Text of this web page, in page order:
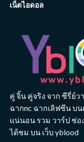
เน็ตไอดอล
คู่ จิ้น คู่จริง จาก ซีรี่ย์ว
ฉากnc ฉากเลิฟซีน บน
แน่นอน รวม วาร์ป ช่อ
ได้ชม บน เว็บ yblood